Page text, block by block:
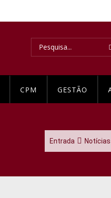
CPM GESTÃO
Entrada Notícias